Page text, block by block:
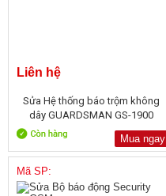
Liên hệ
Sửa Hệ thống báo trộm không
dây GUARDSMAN GS-1900
Mua ngay
Mã SP: